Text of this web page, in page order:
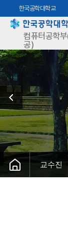
한국공학대학교
컴퓨터공학
공)
교수진